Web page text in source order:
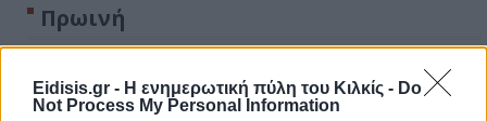
Eidisis.gr - Η ενημερωτική πύλη του Κιλκίς - Do
Not Process My Personal Information
Πρωινή